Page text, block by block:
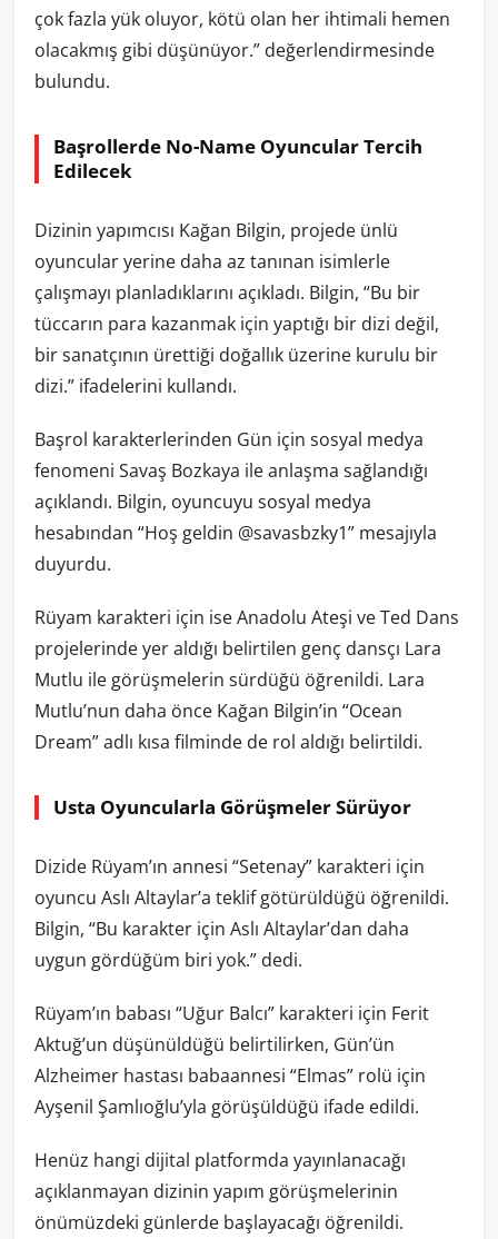
çok fazla yük oluyor, kötü olan her ihtimali hemen
olacakmış gibi düşünüyor.” değerlendirmesinde
bulundu.
Başrollerde No-Name Oyuncular Tercih
Edilecek
Dizinin yapımcısı Kağan Bilgin, projede ünlü
oyuncular yerine daha az tanınan isimlerle
çalışmayı planladıklarını açıkladı. Bilgin, “Bu bir
tüccarın para kazanmak için yaptığı bir dizi değil,
bir sanatçının ürettiği doğallık üzerine kurulu bir
dizi.” ifadelerini kullandı.
Başrol karakterlerinden Gün için sosyal medya
fenomeni Savaş Bozkaya ile anlaşma sağlandığı
açıklandı. Bilgin, oyuncuyu sosyal medya
hesabından “Hoş geldin @savasbzky1” mesajıyla
duyurdu.
Rüyam karakteri için ise Anadolu Ateşi ve Ted Dans
projelerinde yer aldığı belirtilen genç dansçı Lara
Mutlu ile görüşmelerin sürdüğü öğrenildi. Lara
Mutlu’nun daha önce Kağan Bilgin’in “Ocean
Dream” adlı kısa filminde de rol aldığı belirtildi.
Usta Oyuncularla Görüşmeler Sürüyor
Dizide Rüyam’ın annesi “Setenay” karakteri için
oyuncu Aslı Altaylar’a teklif götürüldüğü öğrenildi.
Bilgin, “Bu karakter için Aslı Altaylar’dan daha
uygun gördüğüm biri yok.” dedi.
Rüyam’ın babası “Uğur Balcı” karakteri için Ferit
Aktuğ’un düşünüldüğü belirtilirken, Gün’ün
Alzheimer hastası babaannesi “Elmas” rolü için
Ayşenil Şamlıoğlu’yla görüşüldüğü ifade edildi.
Henüz hangi dijital platformda yayınlanacağı
açıklanmayan dizinin yapım görüşmelerinin
önümüzdeki günlerde başlayacağı öğrenildi.